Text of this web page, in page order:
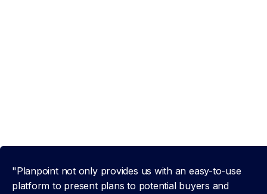
"Planpoint not only provides us with an easy-to-use
platform to present plans to potential buyers and